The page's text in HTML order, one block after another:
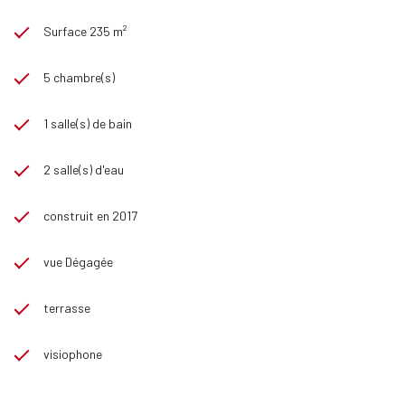
Surface 235 m²
5 chambre(s)
1 salle(s) de bain
2 salle(s) d'eau
construit en 2017
vue Dégagée
terrasse
visiophone